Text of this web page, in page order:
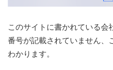
このサイトに書かれている会
番号が記載されていません、
わかります。